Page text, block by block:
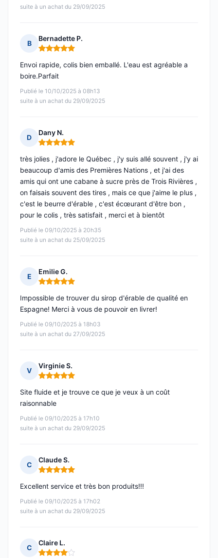
suite à un achat du 29/09/2025
B
Bernadette P.
Note : 5 sur 5
Publié le 10/10/2025 à 08h13
suite à un achat du 29/09/2025
Envoi rapide, colis bien emballé. L'eau est agréable a
boire.Parfait
D
Dany N.
Note : 5 sur 5
Publié le 09/10/2025 à 20h35
suite à un achat du 25/09/2025
très jolies , j'adore le Québec , j'y suis allé souvent , j'y ai
beaucoup d'amis des Premières Nations , et j'ai des
amis qui ont une cabane à sucre près de Trois Rivières ,
on faisais souvent des tires , mais ce que j'aime le plus ,
c'est le beurre d'érable , c'est écœurant d'être bon ,
pour le colis , très satisfait , merci et à bientôt
E
Emilie G.
Note : 5 sur 5
Publié le 09/10/2025 à 18h03
suite à un achat du 27/09/2025
Impossible de trouver du sirop d'érable de qualité en
Espagne! Merci à vous de pouvoir en livrer!
V
Virginie S.
Note : 5 sur 5
Publié le 09/10/2025 à 17h10
suite à un achat du 29/09/2025
Site fluide et je trouve ce que je veux à un coût
raisonnable
C
Claude S.
Note : 5 sur 5
Publié le 09/10/2025 à 17h02
suite à un achat du 29/09/2025
Excellent service et très bon produits!!!
C
Claire L.